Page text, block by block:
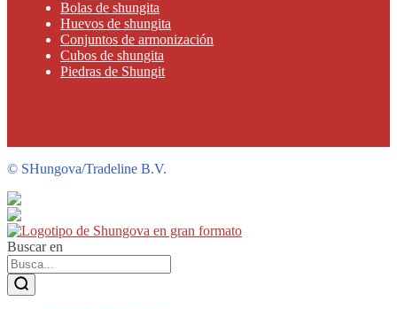
Bolas de shungita
Huevos de shungita
Conjuntos de armonización
Cubos de shungita
Piedras de Shungit
© SHungova/Tradeline B.V.
Buscar en